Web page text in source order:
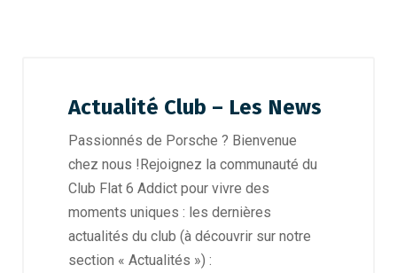
Actualité Club – Les News
Passionnés de Porsche ? Bienvenue
chez nous !Rejoignez la communauté du
Club Flat 6 Addict pour vivre des
moments uniques : les dernières
actualités du club (à découvrir sur notre
section « Actualités ») :